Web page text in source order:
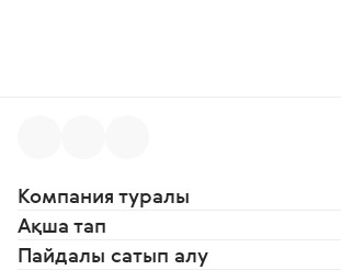
Компания туралы
Ақша тап
Пайдалы сатып алу